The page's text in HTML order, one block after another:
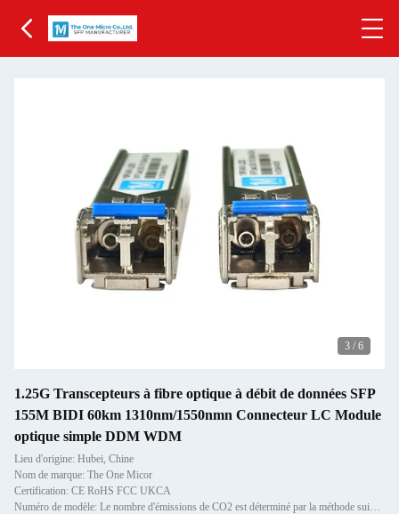
3 / 6
1.25G Transcepteurs à fibre optique à débit de données SFP
155M BIDI 60km 1310nm/1550nmn Connecteur LC Module
optique simple DDM WDM
Lieu d'origine: Hubei, Chine
Nom de marque: The One Micor
Certification: CE RoHS FCC UKCA
Numéro de modèle: Le nombre d'émissions de CO2 est déterminé par la méthode suivante: